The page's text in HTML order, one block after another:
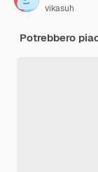
vikasuh
Potrebbero